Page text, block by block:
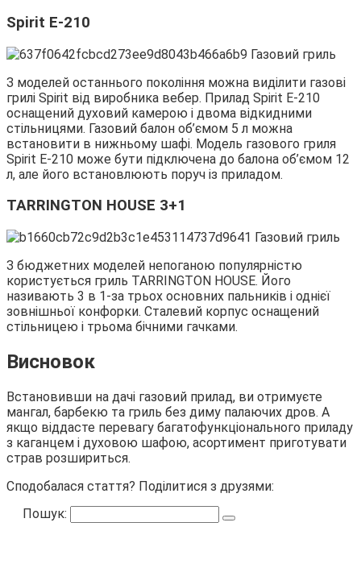
Spirit E-210
З моделей останнього покоління можна виділити газові
грилі Spirit від виробника вебер. Прилад Spirit E-210
оснащений духовий камерою і двома відкидними
стільницями. Газовий балон об’ємом 5 л можна
встановити в нижньому шафі. Модель газового гриля
Spirit E-210 може бути підключена до балона об’ємом 12
л, але його встановлюють поруч із приладом.
TARRINGTON HOUSE 3+1
З бюджетних моделей непоганою популярністю
користується гриль TARRINGTON HOUSE. Його
називають 3 в 1-за трьох основних пальників і однієї
зовнішньої конфорки. Сталевий корпус оснащений
стільницею і трьома бічними гачками.
Висновок
Встановивши на дачі газовий прилад, ви отримуєте
мангал, барбекю та гриль без диму палаючих дров. А
якщо віддасте перевагу багатофункціонального приладу
з каганцем і духовою шафою, асортимент приготувати
страв розшириться.
Сподобалася стаття? Поділитися з друзями:
Пошук: